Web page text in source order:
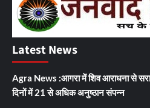
Latest News
Agra News :आगरा में शिव आराधना से
दिनों में 21 से अधिक अनुष्ठान संपन्न